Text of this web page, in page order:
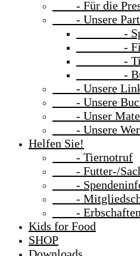
- Für die
- Unsere
-
-
-
-
- Unsere
- Unsere
- Unser
- Unsere
Helfen Sie!
- Tiernotruf
- Futter-/
-
-
- Erbschaften
Kids for Food
SHOP